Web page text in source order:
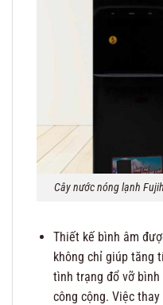
Cây nước nóng lạnh
Thiết kế bình âm
không chỉ giúp tăng
tình trạng đổ vỡ
công cộng. Việc